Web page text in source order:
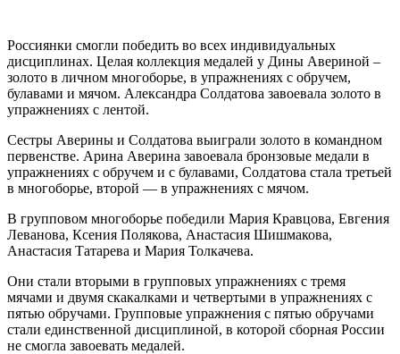
Россиянки смогли победить во всех индивидуальных
дисциплинах. Целая коллекция медалей у Дины Авериной –
золото в личном многоборье, в упражнениях с обручем,
булавами и мячом. Александра Солдатова завоевала золото в
упражнениях с лентой.
Сестры Аверины и Солдатова выиграли золото в командном
первенстве. Арина Аверина завоевала бронзовые медали в
упражнениях с обручем и с булавами, Солдатова стала третьей
в многоборье, второй — в упражнениях с мячом.
В групповом многоборье победили Мария Кравцова, Евгения
Леванова, Ксения Полякова, Анастасия Шишмакова,
Анастасия Татарева и Мария Толкачева.
Они стали вторыми в групповых упражнениях с тремя
мячами и двумя скакалками и четвертыми в упражнениях с
пятью обручами. Групповые упражнения с пятью обручами
стали единственной дисциплиной, в которой сборная России
не смогла завоевать медалей.